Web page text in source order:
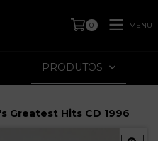
0 MENU
PRODUTOS
Greatest Hits CD 1996